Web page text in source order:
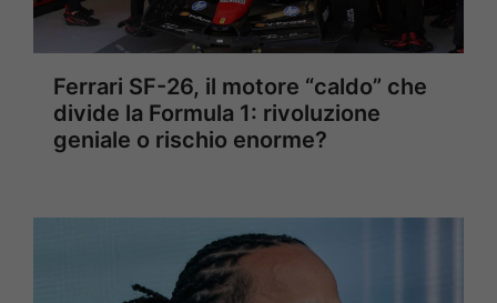
Ferrari SF-26, il motore “caldo” che
divide la Formula 1: rivoluzione
geniale o rischio enorme?